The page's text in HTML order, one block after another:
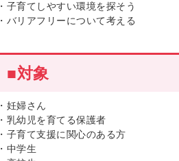
・子育てしやすい環境を探そう
・バリアフリーについて考える
■対象
・妊婦さん
・乳幼児を育てる保護者
・子育て支援に関心のある方
・中学生